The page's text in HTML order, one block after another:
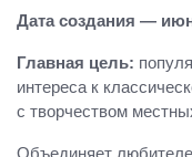
Дата создания —
Главная цель:
интереса к
с творчеством
Объединяет